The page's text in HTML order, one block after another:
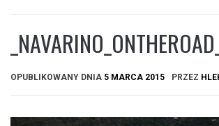
OPUBLIKOWANY DNIA 5 MARCA 2015 PRZEZ